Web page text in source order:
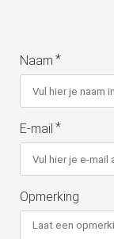
Naam *
E-mail *
Opmerking